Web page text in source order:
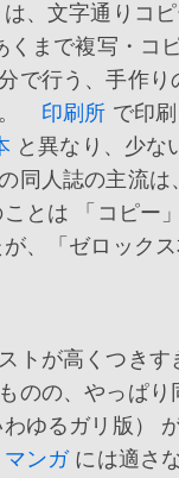
、文字通りコ
くまで複写・コ
分で行う、手作
。 印刷所 で印
と異なり、少な
同人誌の主流は
とは 「コピー
、「ゼロック
トが高くつきす
のの、やっぱり
ゆるガリ版）
マンガには適さ